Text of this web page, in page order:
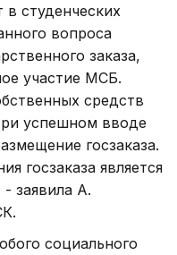
студенческих
вопроса
заказа,
участие МСБ.
средств
успешном вводе
госзаказа.
госзаказа является
заявила А.
социального